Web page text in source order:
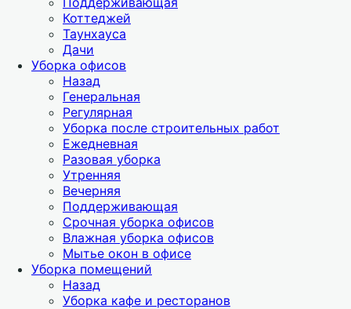
Коттеджей
Таунхауса
Дачи
Уборка офисов
Назад
Генеральная
Регулярная
Уборка после строительных работ
Ежедневная
Разовая уборка
Утренняя
Вечерняя
Поддерживающая
Срочная уборка офисов
Влажная уборка офисов
Мытье окон в офисе
Уборка помещений
Назад
Уборка кафе и ресторанов